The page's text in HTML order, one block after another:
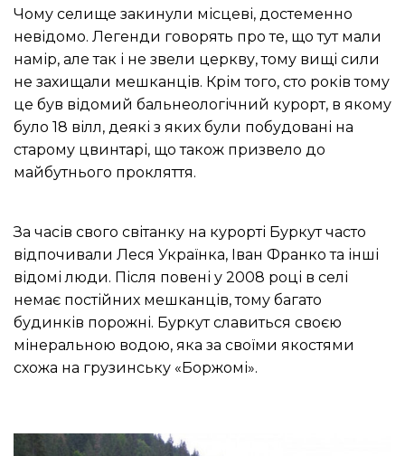
Чому селище закинули місцеві, достеменно
невідомо. Легенди говорять про те, що тут мали
намір, але так і не звели церкву, тому вищі сили
не захищали мешканців. Крім того, сто років тому
це був відомий бальнеологічний курорт, в якому
було 18 вілл, деякі з яких були побудовані на
старому цвинтарі, що також призвело до
майбутнього прокляття.
За часів свого світанку на курорті Буркут часто
відпочивали Леся Українка, Іван Франко та інші
відомі люди. Після повені у 2008 році в селі
немає постійних мешканців, тому багато
будинків порожні. Буркут славиться своєю
мінеральною водою, яка за своїми якостями
схожа на грузинську «Боржомі».